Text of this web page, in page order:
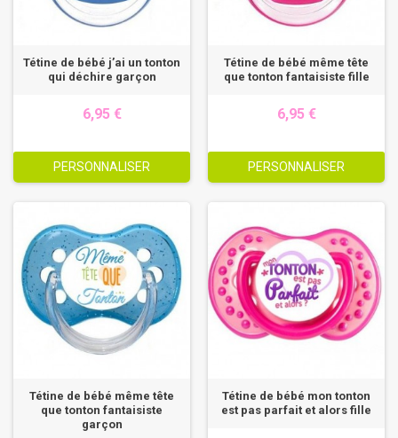
Tétine de bébé j’ai un tonton
qui déchire garçon
6,95 €
PERSONNALISER
Tétine de bébé même tête
que tonton fantaisiste fille
6,95 €
PERSONNALISER
Tétine de bébé même tête
que tonton fantaisiste
garçon
Tétine de bébé mon tonton
est pas parfait et alors fille